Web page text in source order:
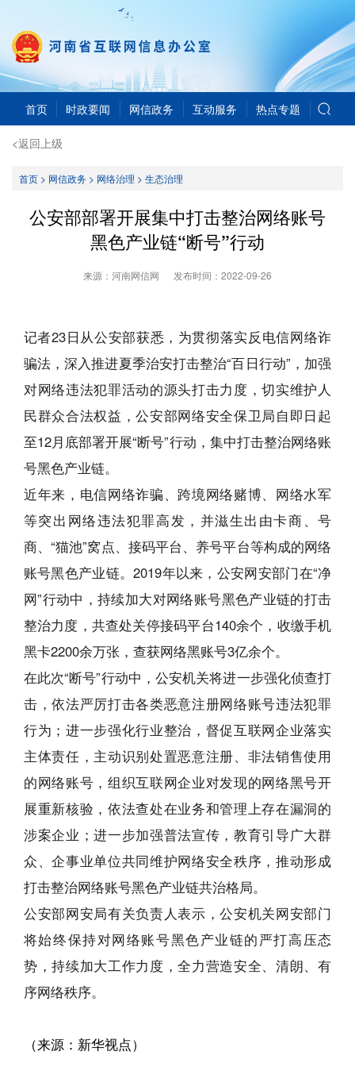
首页 时政要闻 网信政务 互动服务 热点专题
<返回上级
首页> 网信政务> 网络治理 > 生态治理
公安部部署开展集中打击整治网络账号
黑色产业链“断号”行动
来源：河南网信网 发布时间： 2022-09-26
记者23日从公安部获悉，为贯彻落实反电信网络诈
骗法，深入推进夏季治安打击整治“百日行动”，加强
对网络违法犯罪活动的源头打击力度，切实维护人
民群众合法权益，公安部网络安全保卫局自即日起
至12月底部署开展“断号”行动，集中打击整治网络账
号黑色产业链。
近年来，电信网络诈骗、跨境网络赌博、网络水军
等突出网络违法犯罪高发，并滋生出由卡商、号
商、“猫池”窝点、接码平台、养号平台等构成的网络
账号黑色产业链。2019年以来，公安网安部门在“净
网”行动中，持续加大对网络账号黑色产业链的打击
整治力度，共查处关停接码平台140余个，收缴手机
黑卡2200余万张，查获网络黑账号3亿余个。
在此次“断号”行动中，公安机关将进一步强化侦查打
击，依法严厉打击各类恶意注册网络账号违法犯罪
行为；进一步强化行业整治，督促互联网企业落实
主体责任，主动识别处置恶意注册、非法销售使用
的网络账号，组织互联网企业对发现的网络黑号开
展重新核验，依法查处在业务和管理上存在漏洞的
涉案企业；进一步加强普法宣传，教育引导广大群
众、企事业单位共同维护网络安全秩序，推动形成
打击整治网络账号黑色产业链共治格局。
公安部网安局有关负责人表示，公安机关网安部门
将始终保持对网络账号黑色产业链的严打高压态
势，持续加大工作力度，全力营造安全、清朗、有
序网络秩序。
（来源：新华视点）